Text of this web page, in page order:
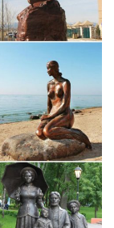
цены от 249
игрушки
/Кролики
собак купить…
Статуэтки
фото,
Собачка,
55…
"Символ года-